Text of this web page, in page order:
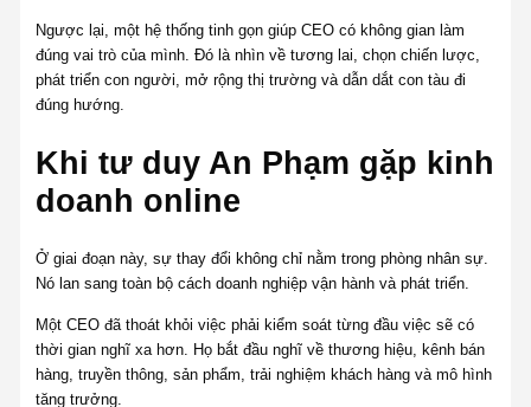
Ngược lại, một hệ thống tinh gọn giúp CEO có không gian làm
đúng vai trò của mình. Đó là nhìn về tương lai, chọn chiến lược,
phát triển con người, mở rộng thị trường và dẫn dắt con tàu đi
đúng hướng.
Khi tư duy An Phạm gặp kinh
doanh online
Ở giai đoạn này, sự thay đổi không chỉ nằm trong phòng nhân sự.
Nó lan sang toàn bộ cách doanh nghiệp vận hành và phát triển.
Một CEO đã thoát khỏi việc phải kiểm soát từng đầu việc sẽ có
thời gian nghĩ xa hơn. Họ bắt đầu nghĩ về thương hiệu, kênh bán
hàng, truyền thông, sản phẩm, trải nghiệm khách hàng và mô hình
tăng trưởng.